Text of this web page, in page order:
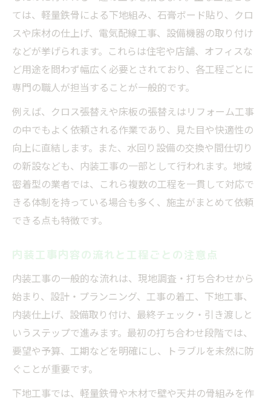
ては、軽量鉄骨による下地組み、石膏ボード貼り、クロ
スや床材の仕上げ、電気配線工事、設備機器の取り付け
などが挙げられます。これらは住宅や店舗、オフィスな
ど用途を問わず幅広く必要とされており、各工程ごとに
専門の職人が担当することが一般的です。
例えば、クロス張替えや床板の張替えはリフォーム工事
の中でもよく依頼される作業であり、見た目や快適性の
向上に直結します。また、水回り設備の交換や間仕切り
の新設なども、内装工事の一部として行われます。地域
密着型の業者では、これら複数の工程を一貫して対応で
きる体制を持っている場合も多く、施主がまとめて依頼
できる点も特徴です。
内装工事内容の流れと工程ごとの注意点
内装工事の一般的な流れは、現地調査・打ち合わせから
始まり、設計・プランニング、工事の着工、下地工事、
内装仕上げ、設備取り付け、最終チェック・引き渡しと
いうステップで進みます。最初の打ち合わせ段階では、
要望や予算、工期などを明確にし、トラブルを未然に防
ぐことが重要です。
下地工事では、軽量鉄骨や木材で壁や天井の骨組みを作